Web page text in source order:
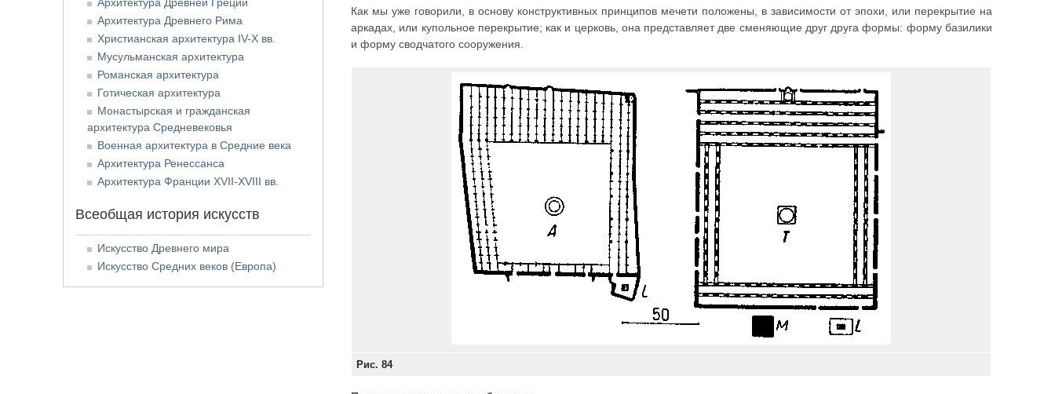
Как мы уже говорили, в основу конструктивных принципов мечети положены, в зависимости от эпохи, или перекрытие на
аркадах, или купольное перекрытие; как и церковь, она представляет две сменяющие друг друга формы: форму базилики
и форму сводчатого сооружения.
Рис. 84
Архитектура Древнего Рима
Христианская архитектура IV-X вв.
Мусульманская архитектура
Романская архитектура
Готическая архитектура
Монастырская и гражданская
архитектура Средневековья
Военная архитектура в Средние века
Архитектура Ренессанса
Архитектура Франции XVII-XVIII вв.
Всеобщая история искусств
Искусство Древнего мира
Искусство Средних веков (Европа)